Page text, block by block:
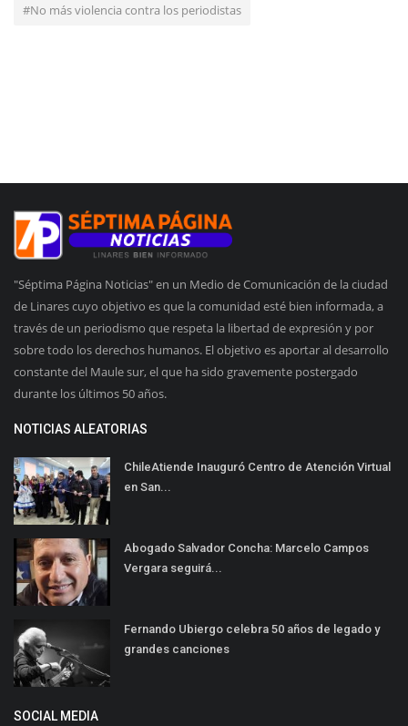
#No más violencia contra los periodistas
"Séptima Página Noticias" en un Medio de Comunicación de la ciudad
de Linares cuyo objetivo es que la comunidad esté bien informada, a
través de un periodismo que respeta la libertad de expresión y por
sobre todo los derechos humanos. El objetivo es aportar al desarrollo
constante del Maule sur, el que ha sido gravemente postergado
durante los últimos 50 años.
NOTICIAS ALEATORIAS
ChileAtiende Inauguró Centro de Atención Virtual
en San...
Abogado Salvador Concha: Marcelo Campos
Vergara seguirá...
Fernando Ubiergo celebra 50 años de legado y
grandes canciones
SOCIAL MEDIA